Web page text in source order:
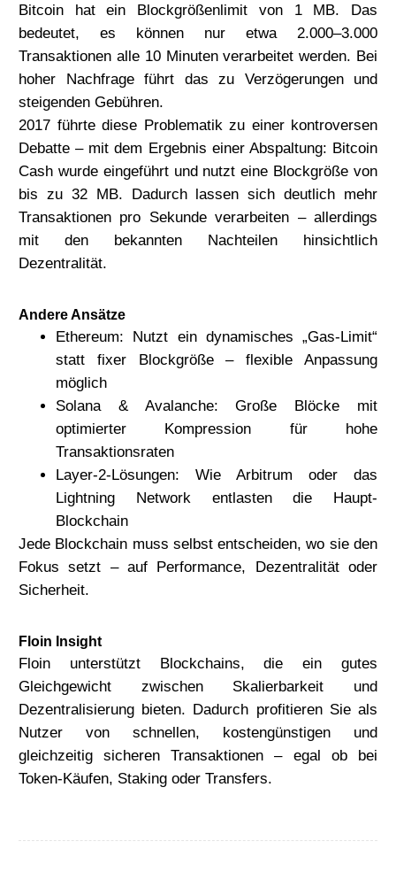
Bitcoin hat ein Blockgrößenlimit von 1 MB. Das
bedeutet, es können nur etwa 2.000–3.000
Transaktionen alle 10 Minuten verarbeitet werden. Bei
hoher Nachfrage führt das zu Verzögerungen und
steigenden Gebühren.
2017 führte diese Problematik zu einer kontroversen
Debatte – mit dem Ergebnis einer Abspaltung: Bitcoin
Cash wurde eingeführt und nutzt eine Blockgröße von
bis zu 32 MB. Dadurch lassen sich deutlich mehr
Transaktionen pro Sekunde verarbeiten – allerdings
mit den bekannten Nachteilen hinsichtlich
Dezentralität.
Andere Ansätze
Ethereum: Nutzt ein dynamisches „Gas-Limit“
statt fixer Blockgröße – flexible Anpassung
möglich
Solana & Avalanche: Große Blöcke mit
optimierter Kompression für hohe
Transaktionsraten
Layer-2-Lösungen: Wie Arbitrum oder das
Lightning Network entlasten die Haupt-
Blockchain
Jede Blockchain muss selbst entscheiden, wo sie den
Fokus setzt – auf Performance, Dezentralität oder
Sicherheit.
Floin Insight
Floin unterstützt Blockchains, die ein gutes
Gleichgewicht zwischen Skalierbarkeit und
Dezentralisierung bieten. Dadurch profitieren Sie als
Nutzer von schnellen, kostengünstigen und
gleichzeitig sicheren Transaktionen – egal ob bei
Token-Käufen, Staking oder Transfers.